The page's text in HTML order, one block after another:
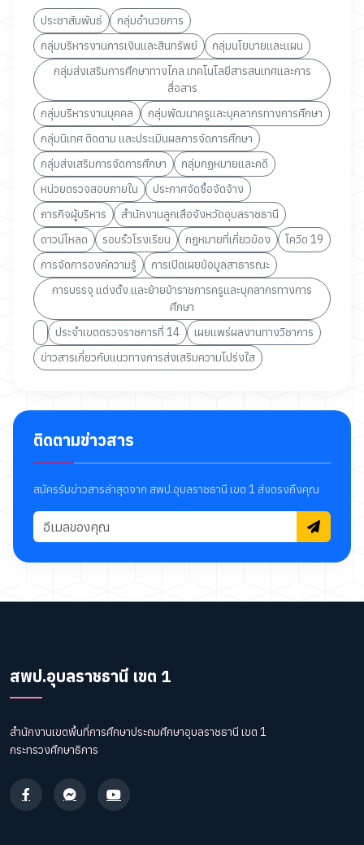
ประชาสัมพันธ์
กลุ่มอำนวยการ
กลุ่มบริหารงานการเงินและสินทรัพย์
กลุ่มนโยบายและแผน
กลุ่มส่งเสริมการศึกษาทางไกล เทคโนโลยีสารสนเทศและการ
สื่อสาร
กลุ่มบริหารงานบุคคล
กลุ่มพัฒนาครูและบุคลากรทางการศึกษา
กลุ่มนิเทศ ติดตาม และประเมินผลการจัดการศึกษา
กลุ่มส่งเสริมการจัดการศึกษา
กลุ่มกฏหมายและคดี
หน่วยตรวจสอบภายใน
ประกาศจัดซื้อจัดจ้าง
ภารกิจผู้บริหาร
สำนักงานลูกเสือจังหวัดอุบลราชธานี
ดาวน์โหลด
รอบรั้วโรงเรียน กฎหมายที่เกี่ยวข้อง
โควิด 19
การจัดการองค์ความรู้
การเปิดเผยข้อมูลสาธารณะ
การบรรจุ แต่งตั้ง และย้ายข้าราชการครูและบุคลากรทางการ
ศึกษา
ประจำเขตตรวจราชการที่ 14
เผยแพร่ผลงานทางวิชาการ
ข่าวสารเกี่ยวกับแนวทางการส่งเสริมความโปร่งใส
ติดตามข่าวสาร
สมัครรับข่าวสารล่าสุดจาก สพป.อุบลราชธานี เขต 1 ส่งตรงถึงคุณ
สพป.อุบลราชธานี เขต 1
สำนักงานเขตพื้นที่การศึกษาประถมศึกษาอุบลราชธานี เขต 1
กระทรวงศึกษาธิการ